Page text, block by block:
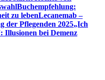
Buchempfehlung:
zu lebenLecanemab –
der Pflegenden 2025„Ich
Illusionen bei Demenz